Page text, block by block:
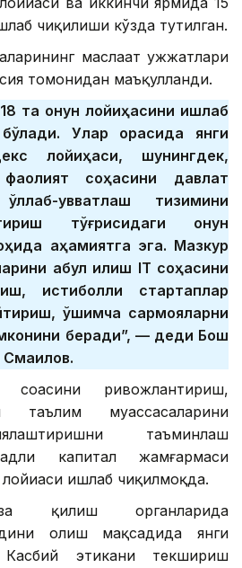
чиқилиши кўзда тутилган.
маслаҳат ҳужжатлари
томонидан маъқулланди.
та қонун лойиҳасини ишлаб
бўлади. Улар орасида янги
лойиҳаси, шунингдек,
фаолият соҳасини давлат
қувватлаш тизимини
тўғрисидаги қонун
аҳамиятга эга. Мазкур
қабул қилиш IТ соҳасини
истиқболли стартаплар
қўшимча сармояларни
беради”, — деди Бош
Смаилов.
ривожлантириш,
таълим муассасаларини
таъминлаш
капитал жамғармаси
ишлаб чиқилмоқда.
қилиш органларида
олиш мақсадида янги
Касбий этикани текшириш